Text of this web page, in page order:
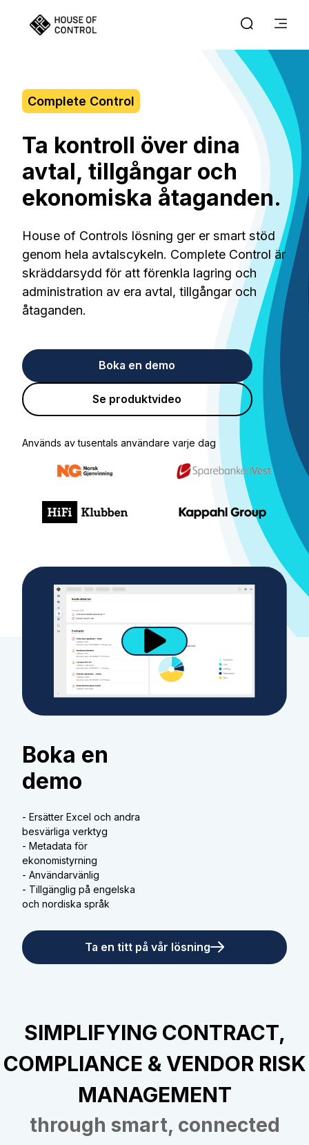
Complete Control
Ta kontroll över dina
avtal, tillgångar och
ekonomiska åtaganden.
House of Controls lösning ger er smart stöd
genom hela avtalscykeln. Complete Control är
skräddarsydd för att förenkla lagring och
administration av era avtal, tillgångar och
åtaganden.
Boka en demo
Se produktvideo
Används av tusentals användare varje dag
Boka en
demo
- Ersätter Excel och andra
besvärliga verktyg
- Metadata för
ekonomistyrning
- Användarvänlig
- Tillgänglig på engelska
och nordiska språk
Ta en titt på vår lösning
SIMPLIFYING CONTRACT,
COMPLIANCE & VENDOR RISK
MANAGEMENT
through smart, connected